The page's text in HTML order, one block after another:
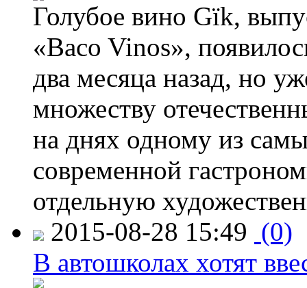
Голубое вино Gïk,
«Baco Vinos»,
два месяца назад, но
множеству
на днях одному из
современной
отдельную
2015-08-28 15:49 (0)
В автошколах хотят